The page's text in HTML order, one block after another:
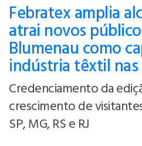
Febratex amplia
atrai novos
Blumenau como
indústria têxtil nas
Credenciamento da
crescimento de
SP, MG, RS e RJ